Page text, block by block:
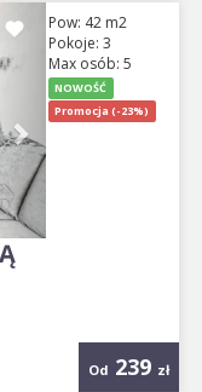
Od 239 zł
NextPow: 42 m2
Pokoje: 3
Max osób: 5
NOWOŚĆ
Promocja (-23%)